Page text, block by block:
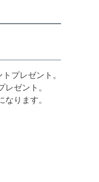
プレゼント。
ゼント。
ります。